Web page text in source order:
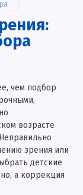
чем подбор
возрасте
зрения или
детские
а коррекция